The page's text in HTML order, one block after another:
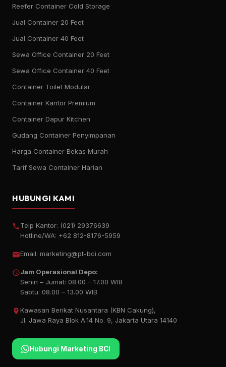
Reefer Container Cold Storage
Jual Container 20 Feet
Jual Container 40 Feet
Sewa Office Container 20 Feet
Sewa Office Container 40 Feet
Container Toilet Modular
Container Kantor Premium
Container Dapur Kitchen
Gudang Container Penyimpanan
Harga Container Bekas Murah
Tarif Sewa Container Harian
HUBUNGI KAMI
Telp Kantor: (021) 29376639
Hotline/WA: +62 812-8176-5959
Email: marketing@pt-bci.com
Jam Operasional Depo:
Senin – Jumat: 08.00 – 17.00 WIB
Sabtu: 08.00 – 13.00 WIB
Kawasan Berikat Nusantara (KBN Cakung),
Jl. Jawa Raya Blok A.14 No. 9, Jakarta Utara 14140
Hubungi Marketing BCI